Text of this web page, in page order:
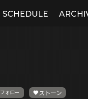
SCHEDULE
フォロー ストーン